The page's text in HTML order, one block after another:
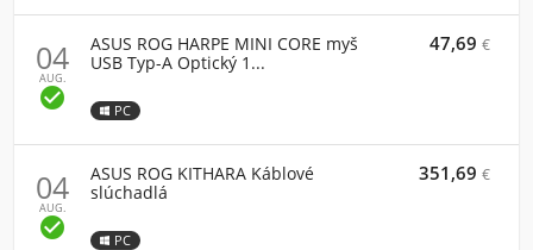
04
AUG.

ASUS ROG HARPE MINI CORE myš
USB Typ-A Optický 1...
PC
47,69 €
04
AUG.

ASUS ROG KITHARA Káblové
slúchadlá
PC
351,69 €